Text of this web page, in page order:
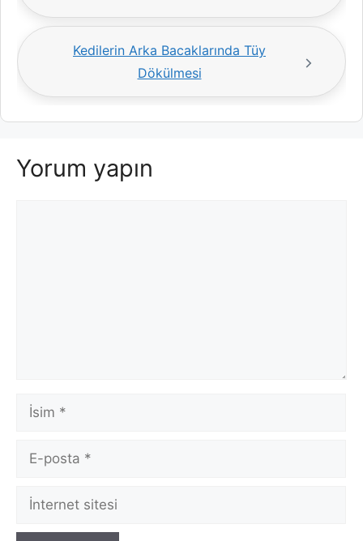
Kedilerin Arka Bacaklarında Tüy
Dökülmesi
Yorum yapın
İsim
posta
İnternet
sitesi